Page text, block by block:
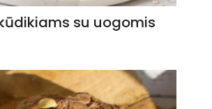
su uogomis